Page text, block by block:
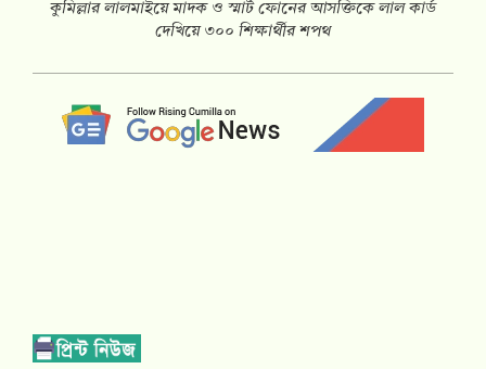
কুমিল্লার লালমাইয়ে মাদক ও স্মার্ট ফোনের আসক্তিকে লাল কার্ড
দেখিয়ে ৩০০ শিক্ষার্থীর শপথ